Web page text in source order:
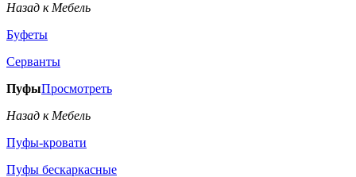
Назад к Мебель
Буфеты
Серванты
ПуфыПросмотреть
Назад к Мебель
Пуфы-кровати
Пуфы бескаркасные